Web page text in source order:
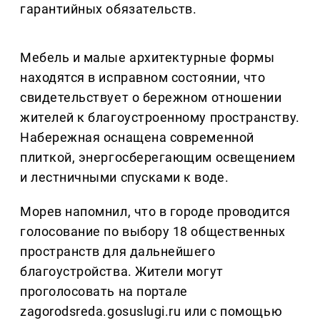
гарантийных обязательств.
Мебель и малые архитектурные формы
находятся в исправном состоянии, что
свидетельствует о бережном отношении
жителей к благоустроенному пространству.
Набережная оснащена современной
плиткой, энергосберегающим освещением
и лестничными спусками к воде.
Морев напомнил, что в городе проводится
голосование по выбору 18 общественных
пространств для дальнейшего
благоустройства. Жители могут
проголосовать на портале
zagorodsreda.gosuslugi.ru или с помощью